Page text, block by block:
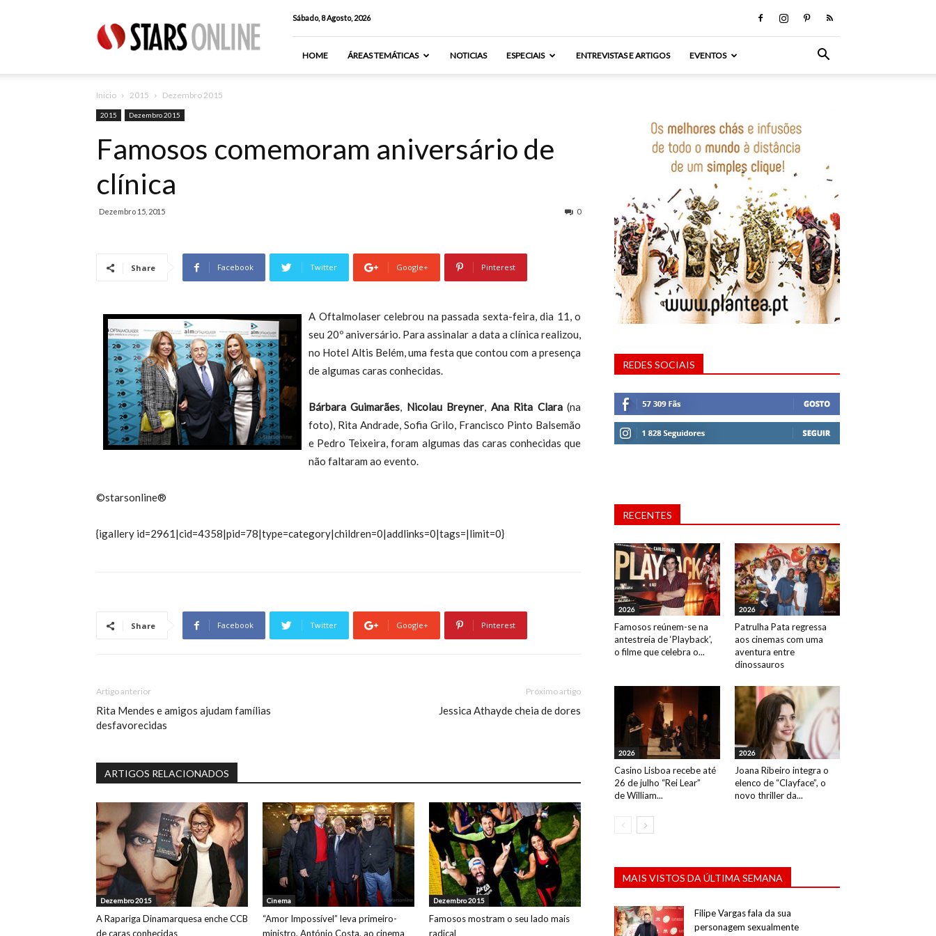
Online
Sábado, 8 Agosto, 2026
HOME ÁREAS TEMÁTICAS NOTICIAS ESPECIAIS ENTREVISTAS E ARTIGOS EVENTOS
Inicio 2015 Dezembro 2015
2015 Dezembro 2015
Famosos comemoram aniversário de
clínica
Dezembro 15, 2015 0
Share Facebook Twitter Google+ Pinterest
A Oftalmolaser celebrou na passada sexta-feira, dia 11, o
seu 20º aniversário. Para assinalar a data a clínica realizou,
no Hotel Altis Belém, uma festa que contou com a presença
de algumas caras conhecidas.
Bárbara Guimarães, Nicolau Breyner, Ana Rita Clara(na
foto), Rita Andrade, Sofia Grilo, Francisco Pinto Balsemão
e Pedro Teixeira, foram algumas das caras conhecidas que
não faltaram ao evento.
©starsonline®
{igallery id=2961|cid=4358|pid=78|type=category|children=0|addlinks=0|tags=|limit=0}
Share Facebook Twitter Google+ Pinterest
Artigo anterior
Rita Mendes e amigos ajudam famílias
desfavorecidas
Próximo artigo
Jessica Athayde cheia de dores
ARTIGOS RELACIONADOS
Dezembro 2015
A Rapariga Dinamarquesa enche CCB
de caras conhecidas
Cinema
“Amor Impossível” leva primeiro-
ministro, António Costa, ao cinema
Dezembro 2015
Famosos mostram o seu lado mais
radical
REDES SOCIAIS
RECENTES
2026
Famosos reúnem-se na
antestreia de ‘Playback’,
o filme que celebra o...
2026
Patrulha Pata regressa
aos cinemas com uma
aventura entre
dinossauros
2026
Casino Lisboa recebe até
26 de julho “Rei Lear”
de William...
2026
Joana Ribeiro integra o
elenco de “Clayface”, o
novo thriller da...
MAIS VISTOS DA ÚLTIMA SEMANA
Filipe Vargas fala da sua
personagem sexualmente